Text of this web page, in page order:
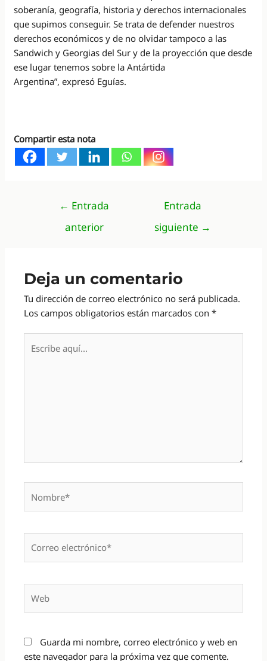
soberanía, geografía, historia y derechos internacionales
que supimos conseguir. Se trata de defender nuestros
derechos económicos y de no olvidar tampoco a las
Sandwich y Georgias del Sur y de la proyección que desde
ese lugar tenemos sobre la Antártida
Argentina”, expresó Eguías.
Compartir esta nota
Navegación
entradas
← Entrada
anterior
Entrada
siguiente →
Deja un comentario
Tu dirección de correo electrónico no será publicada.
Los campos obligatorios están marcados con*
aquí...
electrónico*
Guarda mi nombre, correo electrónico y web en
este navegador para la próxima vez que comente.